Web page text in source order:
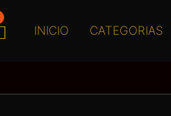
INICIO CATEGORIAS